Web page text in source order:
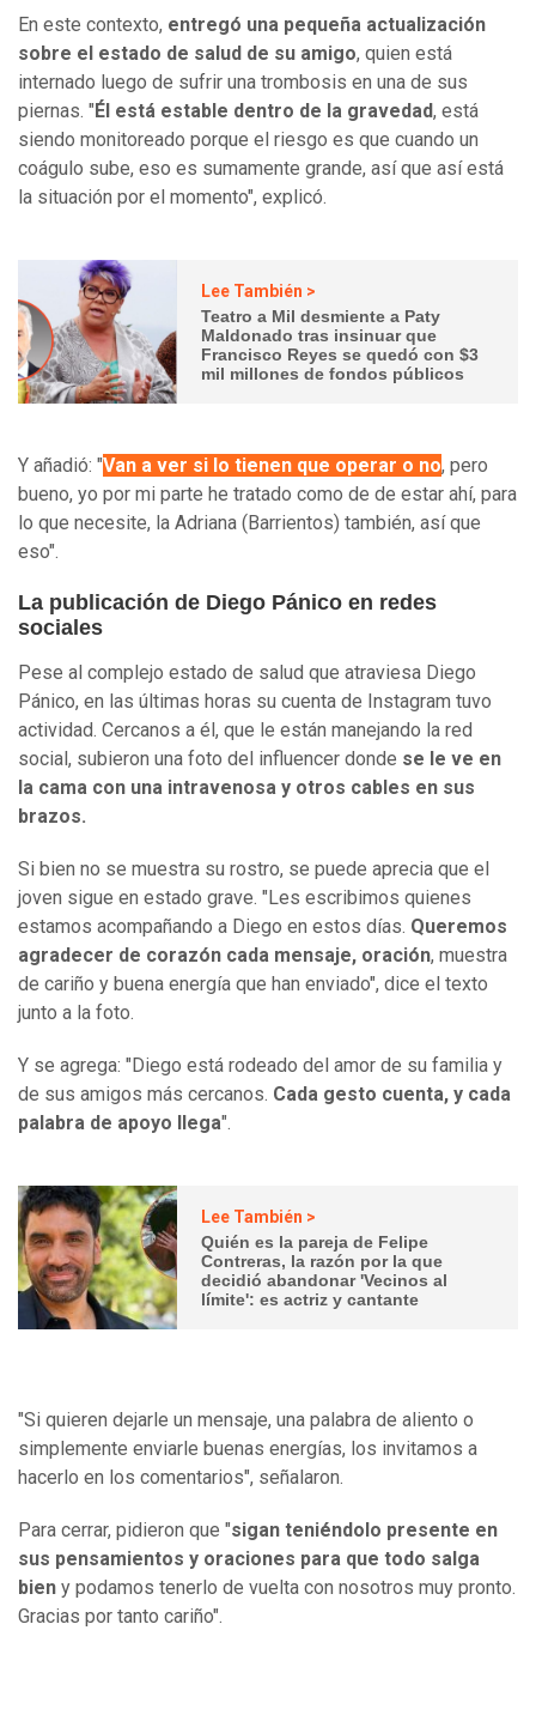
En este contexto, entregó una pequeña actualización
sobre el estado de salud de su amigo, quien está
internado luego de sufrir una trombosis en una de sus
piernas. " Él está estable dentro de la gravedad, está
siendo monitoreado porque el riesgo es que cuando un
coágulo sube, eso es sumamente grande, así que así está
la situación por el momento", explicó.
Lee También >
Teatro a Mil desmiente a Paty
Maldonado tras insinuar que
Francisco Reyes se quedó con $3
mil millones de fondos públicos
Y añadió: "Van a ver si lo tienen que operar o no, pero
bueno, yo por mi parte he tratado como de de estar ahí, para
lo que necesite, la Adriana (Barrientos) también, así que
eso".
La publicación de Diego Pánico en redes
sociales
Pese al complejo estado de salud que atraviesa Diego
Pánico, en las últimas horas su cuenta de Instagram tuvo
actividad. Cercanos a él, que le están manejando la red
social, subieron una foto del influencer donde se le ve en
la cama con una intravenosa y otros cables en sus
brazos.
Si bien no se muestra su rostro, se puede aprecia que el
joven sigue en estado grave. "Les escribimos quienes
estamos acompañando a Diego en estos días. Queremos
agradecer de corazón cada mensaje, oración, muestra
de cariño y buena energía que han enviado", dice el texto
junto a la foto.
Y se agrega: "Diego está rodeado del amor de su familia y
de sus amigos más cercanos. Cada gesto cuenta, y cada
palabra de apoyo llega".
Lee También >
Quién es la pareja de Felipe
Contreras, la razón por la que
decidió abandonar 'Vecinos al
límite': es actriz y cantante
"Si quieren dejarle un mensaje, una palabra de aliento o
simplemente enviarle buenas energías, los invitamos a
hacerlo en los comentarios", señalaron.
Para cerrar, pidieron que "sigan teniéndolo presente en
sus pensamientos y oraciones para que todo salga
bien y podamos tenerlo de vuelta con nosotros muy pronto.
Gracias por tanto cariño".